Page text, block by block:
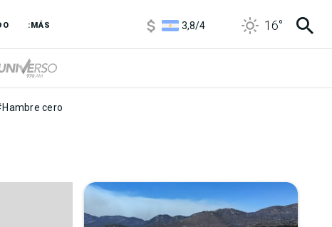
:MÁS
3,8/4
16°
cero